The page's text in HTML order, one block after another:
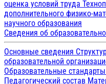
оценка условий труда
дополнительного физико-
научного образования
Сведения об
Основные сведения
образовательной
Образовательные
Педагогический состав